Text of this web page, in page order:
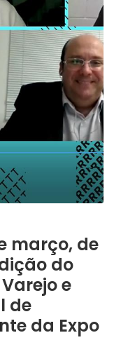
março, de
do
e
de
da Expo